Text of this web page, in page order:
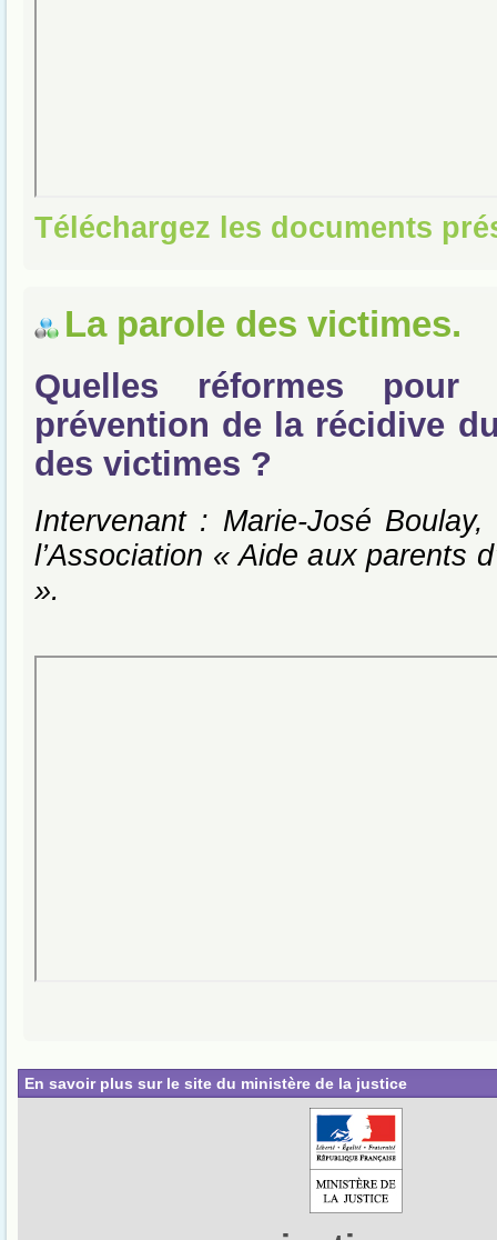
Téléchargez les documents
La parole des victimes.
Quelles réformes pour
prévention de la récidive
des victimes ?
Intervenant : Marie-José
l’Association « Aide aux parents
».
En savoir plus sur le site du ministère de la justice